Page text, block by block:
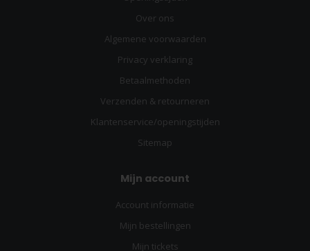
Over ons
Algemene voorwaarden
Privacy verklaring
Betaalmethoden
Verzenden & retourneren
Klantenservice/openingstijden
Sitemap
Mijn account
Account informatie
Mijn bestellingen
Mijn tickets